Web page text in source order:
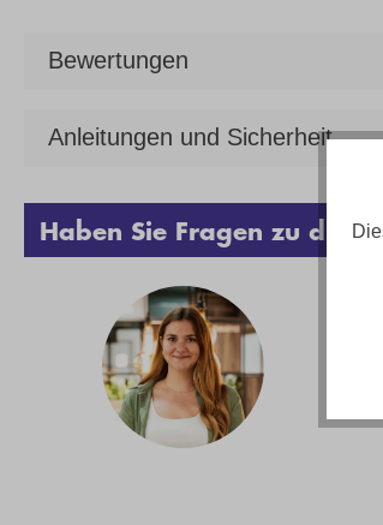
Bewertungen
Anleitungen und Sicherheit
Haben Sie Fragen zu